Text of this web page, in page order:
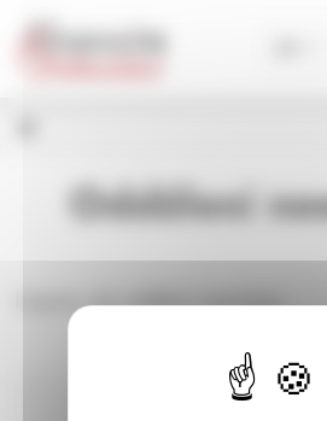
Oddělení
Litujeme, ale oddělení neexistuje.
Panel pro správu cookies